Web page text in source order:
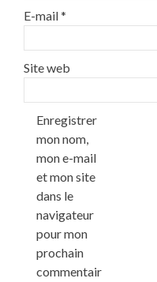
E-mail*
Site web
Enregistrer
mon nom,
mon e-mail
et mon site
dans le
navigateur
pour mon
prochain
commentair